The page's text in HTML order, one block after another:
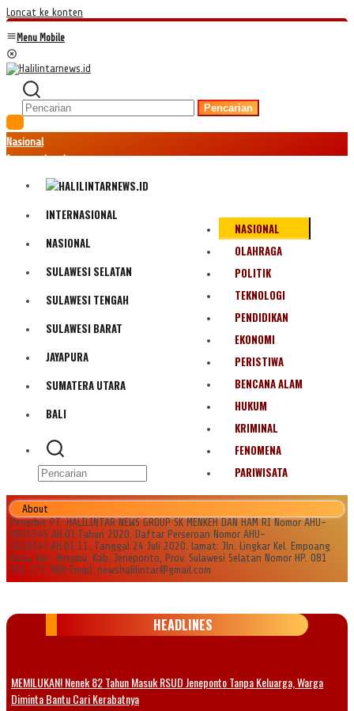
Loncat ke konten
Menu Mobile
Pencarian
Nasional
Internasional
Politik
Olahraga
Bencana Alam
INTERNASIONAL
NASIONAL
SULAWESI SELATAN
SULAWESI TENGAH
SULAWESI BARAT
JAYAPURA
SUMATERA UTARA
BALI
NASIONAL
OLAHRAGA
POLITIK
TEKNOLOGI
PENDIDIKAN
EKONOMI
PERISTIWA
BENCANA ALAM
HUKUM
KRIMINAL
FENOMENA
PARIWISATA
About
Penerbit PT. HALILINTAR NEWS GROUP SK MENKEH DAN HAM RI Nomor AHU-
0035545.AH.01.Tahun 2020. Daftar Perseroan Nomor AHU-
0120147.AH.01.11. Tanggal 24 Juli 2020. lamat: Jln. Lingkar Kel. Empoang
Kota, Kec. Binamu, Kab. Jeneponto, Prov. Sulawesi Selatan Nomor HP. 081
355 177 988 Email: newshalilintar@gmail.com
HEADLINES
MEMILUKAN! Nenek 82 Tahun Masuk RSUD Jeneponto Tanpa Keluarga, Warga
Diminta Bantu Cari Kerabatnya